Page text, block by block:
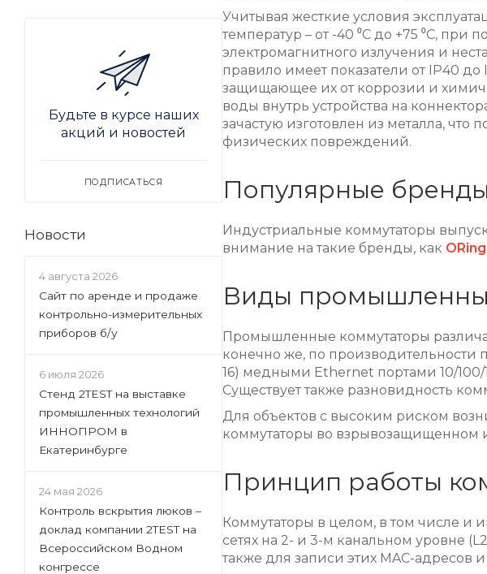
Учитывая жесткие условия
температур – от -40 ⁰С до +75 ⁰С,
электромагнитного излучения и
правило имеет показатели от IP40
защищающее их от коррозии и
воды внутрь устройства на
зачастую изготовлен из металла,
физических повреждений.
Популярные
Индустриальные коммутаторы
внимание на такие бренды, как ORing
Виды
Промышленные коммутаторы
конечно же, по производительности
16) медными Ethernet портами 10/100/
Существует также разновидность
Для объектов с высоким риском
коммутаторы во взрывозащищенном
Принцип работы
Коммутаторы в целом, в том числе и
сетях на 2- и 3-м канальном уровне
также для записи этих MAC-адресов
Будьте в курсе наших
акций и новостей
ПОДПИСАТЬСЯ
Новости
4 августа 2026
Сайт по аренде и продаже
контрольно-измерительных
приборов б/у
6 июля 2026
Стенд 2TEST на выставке
промышленных технологий
ИННОПРОМ в
Екатеринбурге
24 мая 2026
Контроль вскрытия люков –
доклад компании 2TEST на
Всероссийском Водном
конгрессе